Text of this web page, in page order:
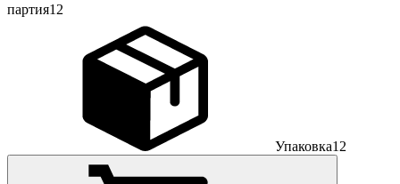
партия12
Упаковка12